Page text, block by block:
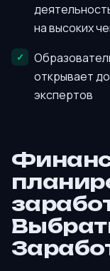
на высоких
открывает
экспертов